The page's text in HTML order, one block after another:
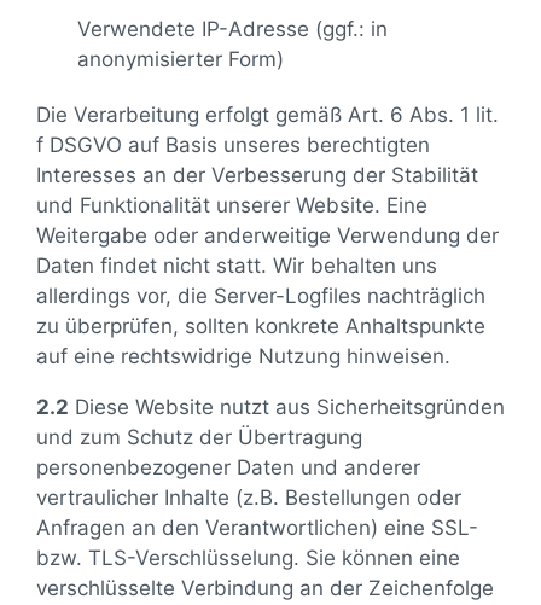
Verwendete IP-Adresse (ggf.: in
anonymisierter Form)
Die Verarbeitung erfolgt gemäß Art. 6 Abs. 1 lit.
f DSGVO auf Basis unseres berechtigten
Interesses an der Verbesserung der Stabilität
und Funktionalität unserer Website. Eine
Weitergabe oder anderweitige Verwendung der
Daten findet nicht statt. Wir behalten uns
allerdings vor, die Server-Logfiles nachträglich
zu überprüfen, sollten konkrete Anhaltspunkte
auf eine rechtswidrige Nutzung hinweisen.
2.2 Diese Website nutzt aus Sicherheitsgründen
und zum Schutz der Übertragung
personenbezogener Daten und anderer
vertraulicher Inhalte (z.B. Bestellungen oder
Anfragen an den Verantwortlichen) eine SSL-
bzw. TLS-Verschlüsselung. Sie können eine
verschlüsselte Verbindung an der Zeichenfolge